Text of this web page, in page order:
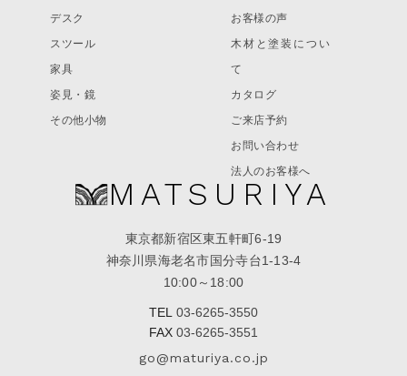
MATSURIYA
東京都新宿区東五軒町6-19
神奈川県海老名市国分寺台1-13-4
10:00～18:00
TEL 03-6265-3550
FAX 03-6265-3551
go@maturiya.co.jp
デスク
スツール
家具
姿見・鏡
その他小物
お客様の声
木材と塗装につい
て
カタログ
ご来店予約
お問い合わせ
法人のお客様へ